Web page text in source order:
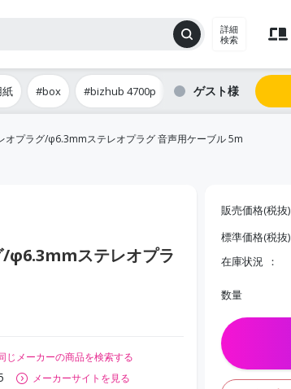
詳細
検索
#box #bizhub 4700p ゲスト
オプラグ/φ6.3mmステレオプラグ 音声用ケーブル 5m
φ6.3mmステレオプラ
じメーカーの商品を検索する
メーカーサイトを見る
販売価格(税抜)
標準価格(税抜)
在庫状況
数量